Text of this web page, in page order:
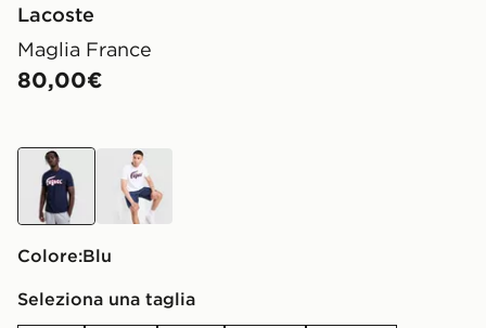
Lacoste
Maglia France
80,00€
bianco
Colore:
blu
Seleziona una taglia